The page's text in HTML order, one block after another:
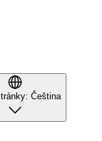
Čeština